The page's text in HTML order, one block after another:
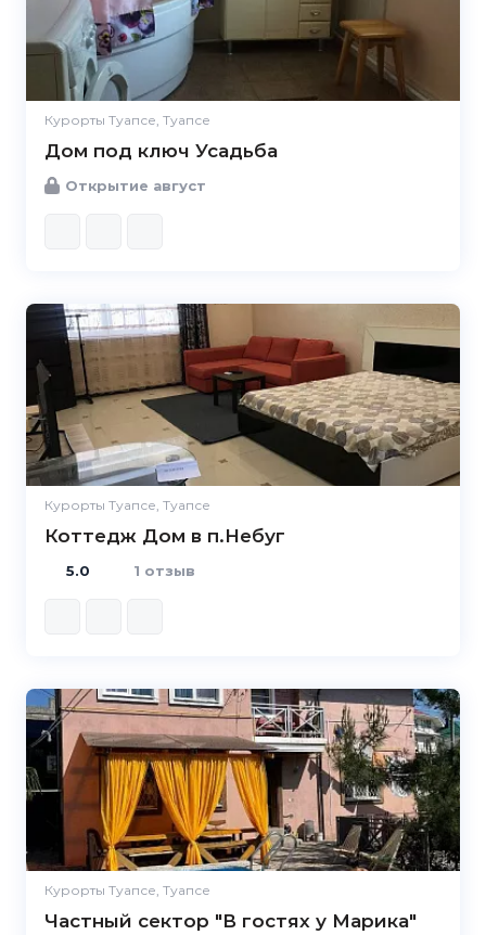
Курорты Туапсе, Туапсе
Дом под ключ Усадьба
Открытие август
Курорты Туапсе, Туапсе
Коттедж Дом в п.Небуг
5.0
5.0 1 отзыв
Курорты Туапсе, Туапсе
Частный сектор "В гостях у Марика"
5.0